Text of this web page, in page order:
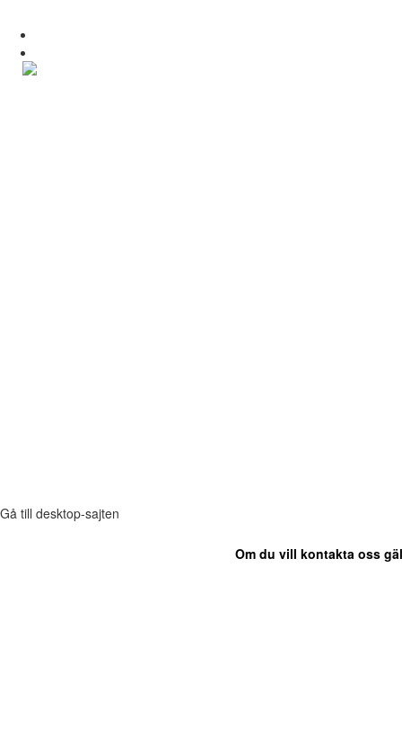
Gå till desktop-sajten
Om du vill kontakta oss